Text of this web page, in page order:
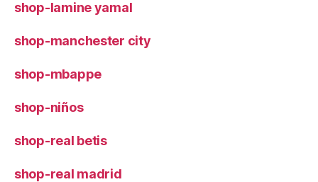
shop-lamine yamal
shop-manchester city
shop-mbappe
shop-niños
shop-real betis
shop-real madrid